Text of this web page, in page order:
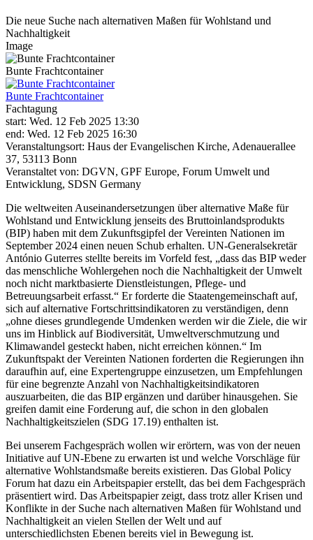
Die neue Suche nach alternativen Maßen für Wohlstand und
Nachhaltigkeit
Image
Bunte Frachtcontainer
Bunte Frachtcontainer
Fachtagung
start: Wed. 12 Feb 2025 13:30
end: Wed. 12 Feb 2025 16:30
Veranstaltungsort: Haus der Evangelischen Kirche, Adenauerallee
37, 53113 Bonn
Veranstaltet von: DGVN, GPF Europe, Forum Umwelt und
Entwicklung, SDSN Germany
Die weltweiten Auseinandersetzungen über alternative Maße für
Wohlstand und Entwicklung jenseits des Bruttoinlandsprodukts
(BIP) haben mit dem Zukunftsgipfel der Vereinten Nationen im
September 2024 einen neuen Schub erhalten. UN-Generalsekretär
António Guterres stellte bereits im Vorfeld fest, „dass das BIP weder
das menschliche Wohlergehen noch die Nachhaltigkeit der Umwelt
noch nicht marktbasierte Dienstleistungen, Pflege- und
Betreuungsarbeit erfasst.“ Er forderte die Staatengemeinschaft auf,
sich auf alternative Fortschrittsindikatoren zu verständigen, denn
„ohne dieses grundlegende Umdenken werden wir die Ziele, die wir
uns im Hinblick auf Biodiversität, Umweltverschmutzung und
Klimawandel gesteckt haben, nicht erreichen können.“ Im
Zukunftspakt der Vereinten Nationen forderten die Regierungen ihn
daraufhin auf, eine Expertengruppe einzusetzen, um Empfehlungen
für eine begrenzte Anzahl von Nachhaltigkeitsindikatoren
auszuarbeiten, die das BIP ergänzen und darüber hinausgehen. Sie
greifen damit eine Forderung auf, die schon in den globalen
Nachhaltigkeitszielen (SDG 17.19) enthalten ist.
Bei unserem Fachgespräch wollen wir erörtern, was von der neuen
Initiative auf UN-Ebene zu erwarten ist und welche Vorschläge für
alternative Wohlstandsmaße bereits existieren. Das Global Policy
Forum hat dazu ein Arbeitspapier erstellt, das bei dem Fachgespräch
präsentiert wird. Das Arbeitspapier zeigt, dass trotz aller Krisen und
Konflikte in der Suche nach alternativen Maßen für Wohlstand und
Nachhaltigkeit an vielen Stellen der Welt und auf
unterschiedlichsten Ebenen bereits viel in Bewegung ist.